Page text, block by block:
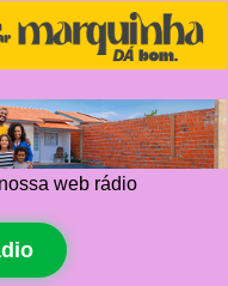
web rádio